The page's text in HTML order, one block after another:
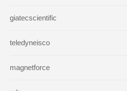
giatecscientific
teledyneisco
magnetforce